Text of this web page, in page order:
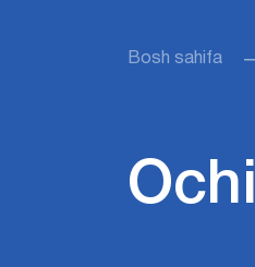
Bosh sahifa